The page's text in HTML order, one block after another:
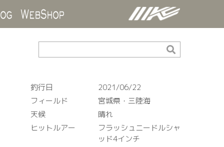
Blog
釣行日
2021/06/22
フィールド
宮城県・三陸海
天候
晴れ
ヒットルアー
フラッシュニードルシャ
ッド4インチ